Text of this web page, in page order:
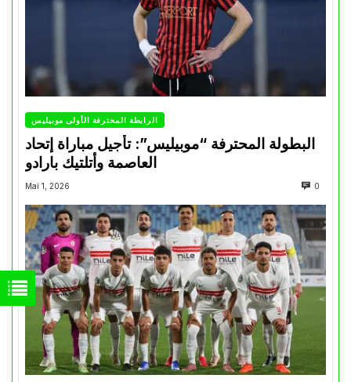
الرابطة المحترفة الأولى موبيليس
البطولة المحترفة “موبيليس”: تأجيل مباراة إتحاد
العاصمة وأتلتيك بارادو
Mai 1, 2026 0